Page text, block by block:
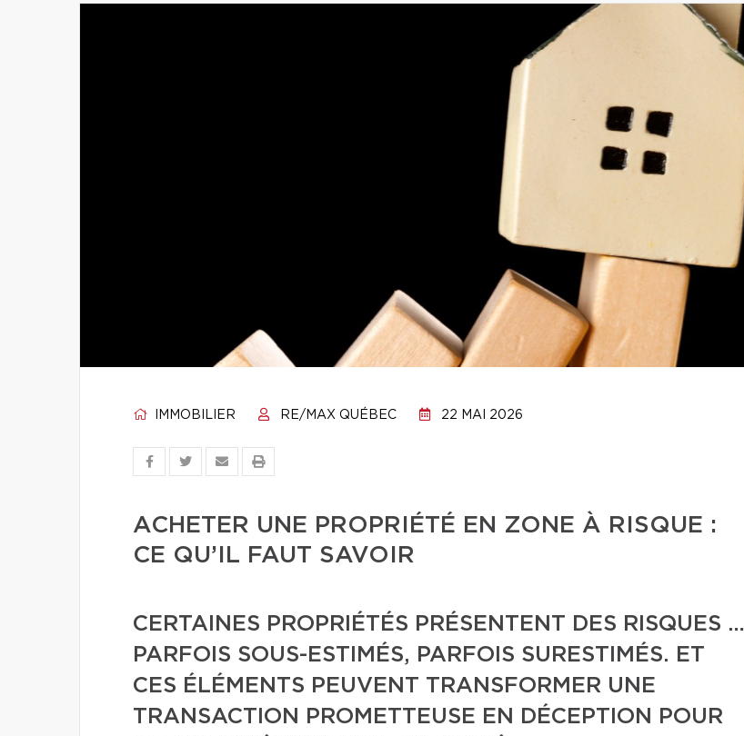
IMMOBILIER RE/MAX QUÉBEC 22 MAI 2026
ACHETER UNE PROPRIÉTÉ EN ZONE À RISQUE :
CE QU’IL FAUT SAVOIR
CERTAINES PROPRIÉTÉS PRÉSENTENT DES RISQUES …
PARFOIS SOUS-ESTIMÉS, PARFOIS SURESTIMÉS. ET
CES ÉLÉMENTS PEUVENT TRANSFORMER UNE
TRANSACTION PROMETTEUSE EN DÉCEPTION POUR